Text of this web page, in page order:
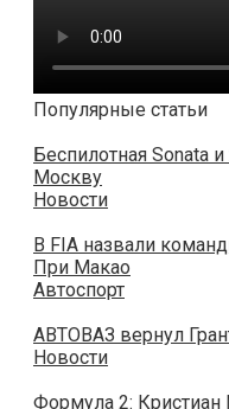
Популярные статьи
Беспилотная Sonata
Москву
Новости
В FIA назвали
При Макао
Автоспорт
АВТОВАЗ вернул
Новости
Формула 2: Кристиан